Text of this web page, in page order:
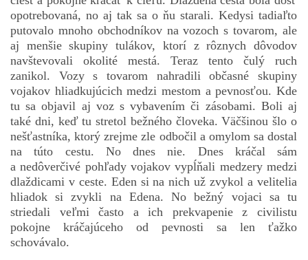
opotrebovaná, no aj tak sa o ňu starali. Kedysi tadiaľto
putovalo mnoho obchodníkov na vozoch s tovarom, ale
aj menšie skupiny tulákov, ktorí z rôznych dôvodov
navštevovali okolité mestá. Teraz tento čulý ruch
zanikol. Vozy s tovarom nahradili občasné skupiny
vojakov hliadkujúcich medzi mestom a pevnosťou. Kde
tu sa objavil aj voz s vybavením či zásobami. Boli aj
také dni, keď tu stretol bežného človeka. Väčšinou šlo o
nešťastníka, ktorý zrejme zle odbočil a omylom sa dostal
na túto cestu. No dnes nie. Dnes kráčal sám
a nedôverčivé pohľady vojakov vypĺňali medzery medzi
dlaždicami v ceste. Eden si na nich už zvykol a velitelia
hliadok si zvykli na Edena. No bežný vojaci sa tu
striedali veľmi často a ich prekvapenie z civilistu
pokojne kráčajúceho od pevnosti sa len ťažko
schovávalo.